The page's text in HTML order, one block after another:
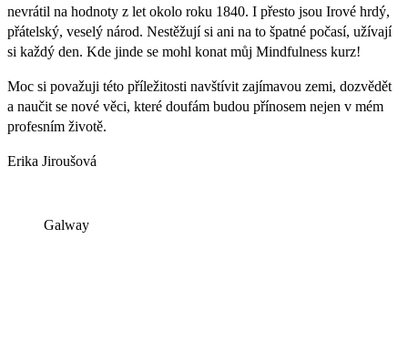
nevrátil na hodnoty z let okolo roku 1840. I přesto jsou Irové hrdý,
přátelský, veselý národ. Nestěžují si ani na to špatné počasí, užívají
si každý den. Kde jinde se mohl konat můj Mindfulness kurz!
Moc si považuji této příležitosti navštívit zajímavou zemi, dozvědět
a naučit se nové věci, které doufám budou přínosem nejen v mém
profesním životě.
Erika Jiroušová
Galway